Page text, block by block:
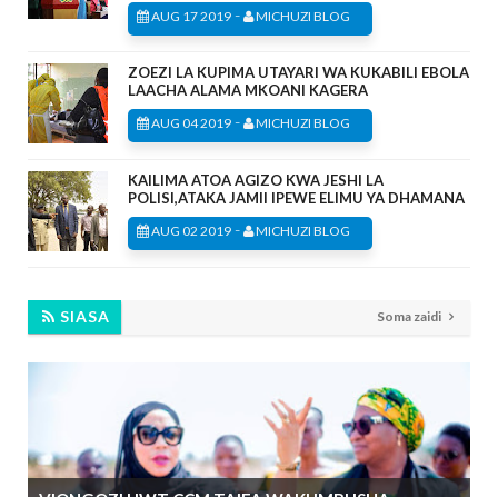
AUG 17 2019 - MICHUZI BLOG
ZOEZI LA KUPIMA UTAYARI WA KUKABILI EBOLA
LAACHA ALAMA MKOANI KAGERA
AUG 04 2019 - MICHUZI BLOG
KAILIMA ATOA AGIZO KWA JESHI LA
POLISI,ATAKA JAMII IPEWE ELIMU YA DHAMANA
AUG 02 2019 - MICHUZI BLOG
SIASA Soma zaidi